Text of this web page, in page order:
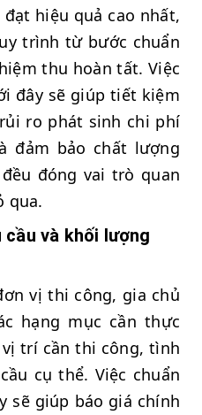
hiệu quả cao nhất,
trình từ bước chuẩn
thu hoàn tất. Việc
đây sẽ giúp tiết kiệm
ro phát sinh chi phí
đảm bảo chất lượng
đóng vai trò quan
qua.
cầu và khối lượng
vị thi công, gia chủ
hạng mục cần thực
trí cần thi công, tình
cụ thể. Việc chuẩn
sẽ giúp báo giá chính